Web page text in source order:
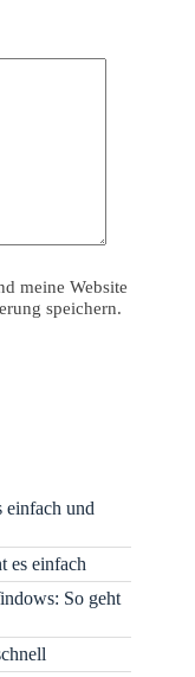
meine Website
speichern.
einfach und
es einfach
So geht